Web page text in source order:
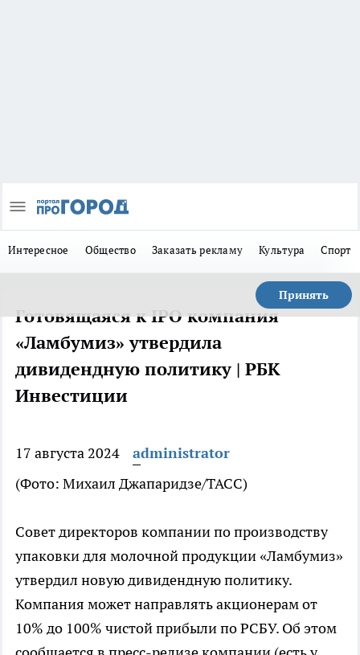
Интересное Общество Заказать рекламу Культура Спорт
Принять
Готовящаяся к IPO компания
«Ламбумиз» утвердила
дивидендную политику | РБК
Инвестиции
17 августа 2024
administrator
(Фото: Михаил Джапаридзе/ТАСС)
Совет директоров компании по производству
упаковки для молочной продукции «Ламбумиз»
утвердил новую дивидендную политику.
Компания может направлять акционерам от
10% до 100% чистой прибыли по РСБУ. Об этом